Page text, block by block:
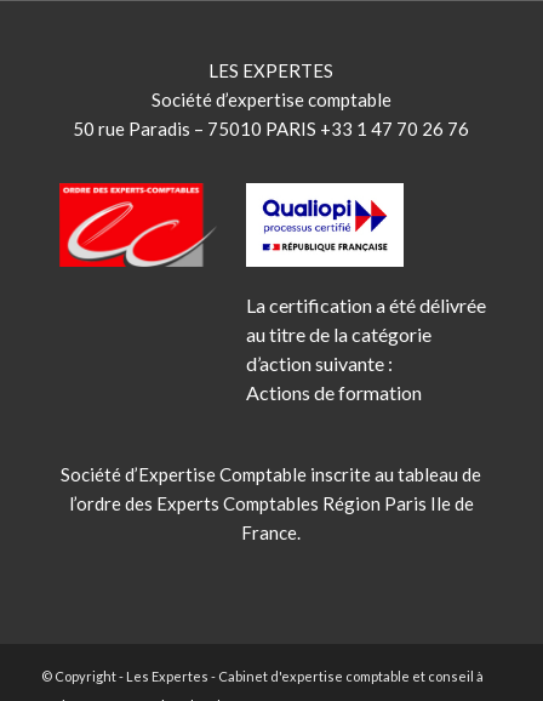
LES EXPERTES
Société d’expertise comptable
50 rue Paradis – 75010 PARIS +33 1 47 70 26 76
La certification a été délivrée
au titre de la catégorie
d’action suivante :
Actions de formation
Société d’Expertise Comptable inscrite au tableau de
l’ordre des Experts Comptables Région Paris Ile de
France.
© Copyright - Les Expertes - Cabinet d'expertise comptable et conseil à